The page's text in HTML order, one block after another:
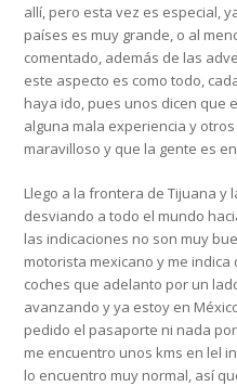
allí, pero esta vez es especial,
países es muy grande, o al
comentado, además de las
este aspecto es como todo,
haya ido, pues unos dicen que
alguna mala experiencia y
maravilloso y que la gente es
Llego a la frontera de Tijuana
desviando a todo el mundo
las indicaciones no son muy
motorista mexicano y me indica
coches que adelanto por un
avanzando y ya estoy en
pedido el pasaporte ni nada
me encuentro unos kms en lel
lo encuentro muy normal, así